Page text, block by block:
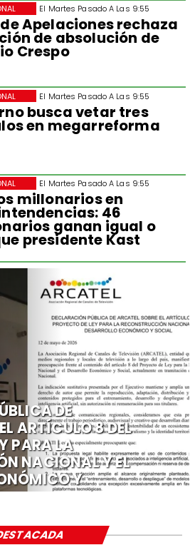
El Martes Pasado A Las 9:55
Apelaciones rechaza
de absolución de
Crespo
El Martes Pasado A Las 9:55
busca vetar tres
en megarreforma
El Martes Pasado A Las 9:55
millonarios en
46
ganan igual o
presidente Kast
DE
ARTÍCULO 8 DEL
PARA LA
NACIONAL Y EL
Y